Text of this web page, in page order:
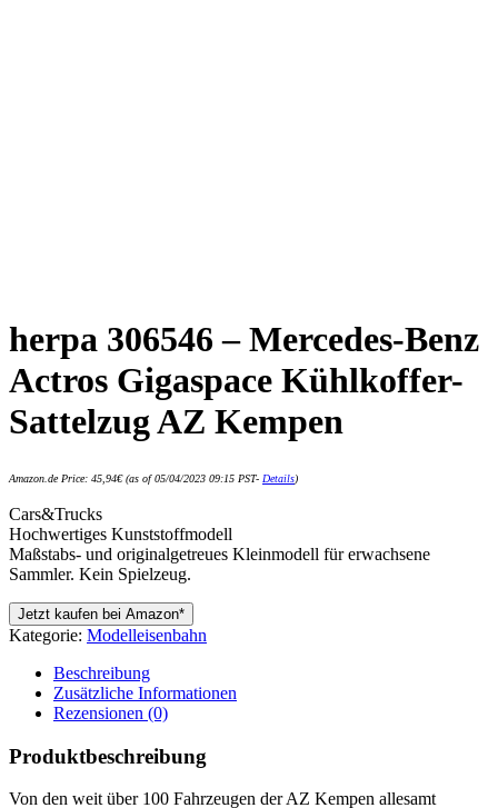
herpa 306546 – Mercedes-Benz
Actros Gigaspace Kühlkoffer-
Sattelzug AZ Kempen
Amazon.de Price: 45,94€(as of 05/04/2023 09:15 PST- Details)
Cars&Trucks
Hochwertiges Kunststoffmodell
Maßstabs- und originalgetreues Kleinmodell für erwachsene
Sammler. Kein Spielzeug.
Jetzt kaufen bei Amazon*
Kategorie: Modelleisenbahn
Beschreibung
Zusätzliche Informationen
Rezensionen (0)
Produktbeschreibung
Von den weit über 100 Fahrzeugen der AZ Kempen allesamt